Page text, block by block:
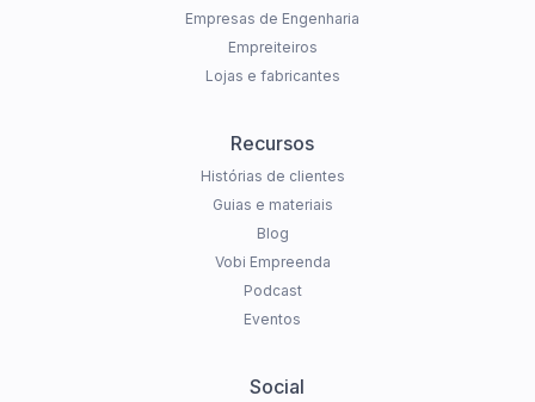
Empresas de Engenharia
Empreiteiros
Lojas e fabricantes
Recursos
Histórias de clientes
Guias e materiais
Blog
Vobi Empreenda
Podcast
Eventos
Social